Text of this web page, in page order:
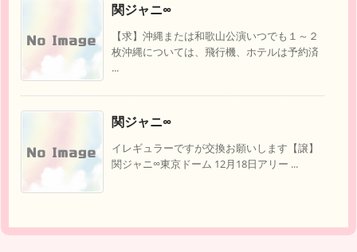
関ジャニ∞
【求】沖縄または和歌山公演いつでも１～２
枚沖縄については、飛行機、ホテルは予約済
...
関ジャニ∞
イレギュラーですが交換お願いします【譲】
関ジャニ∞東京ドーム 12月18日アリー ...